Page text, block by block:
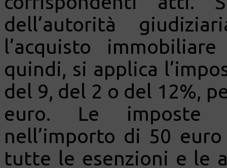
dell’autorità
l’acquisto
quindi, si applica
del 9, del 2 o del 12%,
euro. Le imposte
nell’importo di 50
tutte le esenzioni e le